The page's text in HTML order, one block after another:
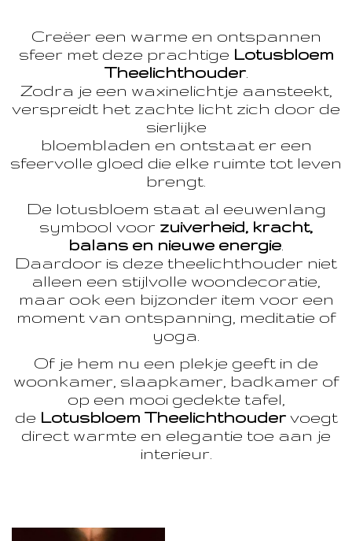
Creëer een warme en ontspannen
sfeer met deze prachtige Lotusbloem
Theelichthouder.
Zodra je een waxinelichtje aansteekt,
verspreidt het zachte licht zich door de
sierlijke
bloembladen en ontstaat er een
sfeervolle gloed die elke ruimte tot leven
brengt.
De lotusbloem staat al eeuwenlang
symbool voor zuiverheid, kracht,
balans en nieuwe energie
Daardoor is deze theelichthouder niet
alleen een stijlvolle woondecoratie,
maar ook een bijzonder item voor een
moment van ontspanning, meditatie of
yoga.
Of je hem nu een plekje geeft in de
woonkamer, slaapkamer, badkamer of
op een mooi gedekte tafel,
de Lotusbloem Theelichthoudervoegt
direct warmte en elegantie toe aan je
interieur.